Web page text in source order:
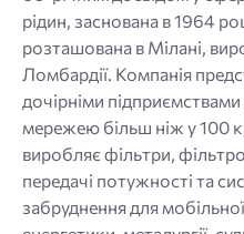
рідин, заснована в 1964
розташована в Мілані,
Ломбардії. Компанія
дочірніми
мережею більш ніж у 100
виробляє фільтри,
передачі потужності та
забруднення для